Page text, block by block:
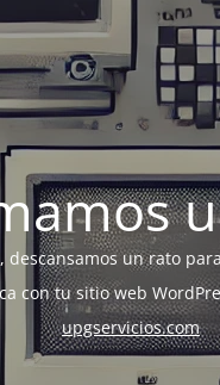
descansamos un rato
con tu sitio web
upgservicios.com